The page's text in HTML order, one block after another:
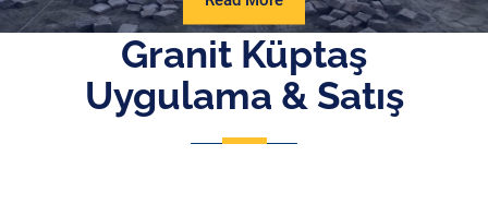
More
Granit Küptaş
Uygulama & Satış